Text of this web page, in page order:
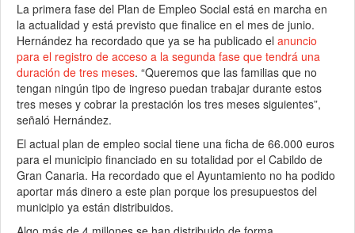
La primera fase del Plan de Empleo Social está en marcha en
la actualidad y está previsto que finalice en el mes de junio.
Hernández ha recordado que ya se ha publicado el anuncio
para el registro de acceso a la segunda fase que tendrá una
duración de tres meses. “Queremos que las familias que no
tengan ningún tipo de ingreso puedan trabajar durante estos
tres meses y cobrar la prestación los tres meses siguientes”,
señaló Hernández.
El actual plan de empleo social tiene una ficha de 66.000 euros
para el municipio financiado en su totalidad por el Cabildo de
Gran Canaria. Ha recordado que el Ayuntamiento no ha podido
aportar más dinero a este plan porque los presupuestos del
municipio ya están distribuidos.